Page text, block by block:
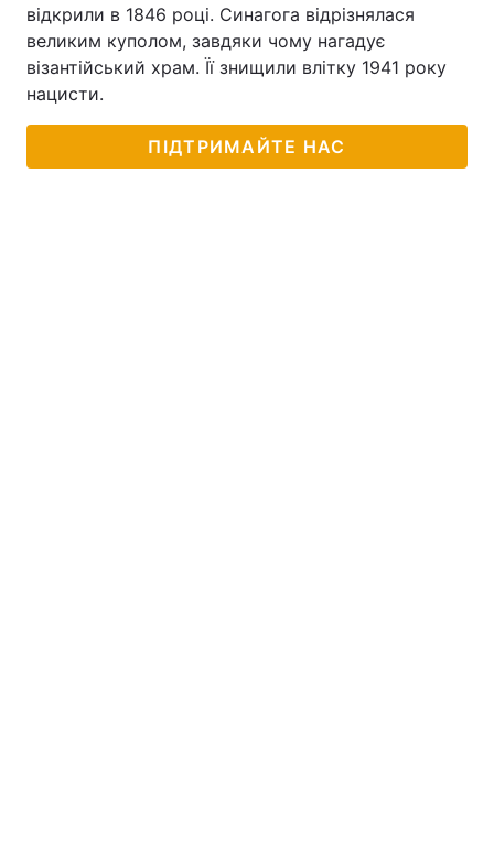
відкрили в 1846 році. Синагога відрізнялася
великим куполом, завдяки чому нагадує
візантійський храм. Її знищили влітку 1941 року
нацисти.
ПІДТРИМАЙТЕ НАС